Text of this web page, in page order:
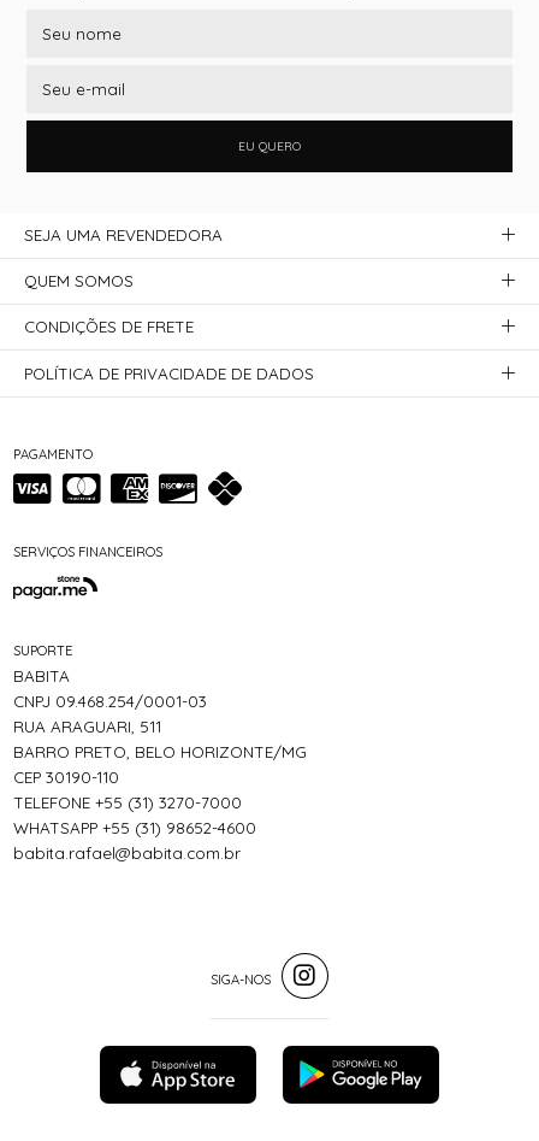
EU QUERO
PAGAMENTO
SERVIÇOS FINANCEIROS
SUPORTE
BABITA
CNPJ 09.468.254/0001-03
RUA ARAGUARI, 511
BARRO PRETO, BELO HORIZONTE/MG
CEP 30190-110
TELEFONE +55 (31) 3270-7000
WHATSAPP +55 (31) 98652-4600
babita.rafael@babita.com.br
SEJA UMA REVENDEDORA
QUEM SOMOS
CONDIÇÕES DE FRETE
POLÍTICA DE PRIVACIDADE DE DADOS